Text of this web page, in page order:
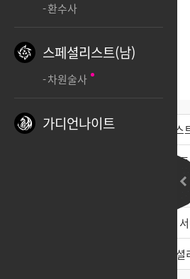
환수사
스페셜리스트(남)
차원술사
가디언나이트
전사(남) 디
스
스페